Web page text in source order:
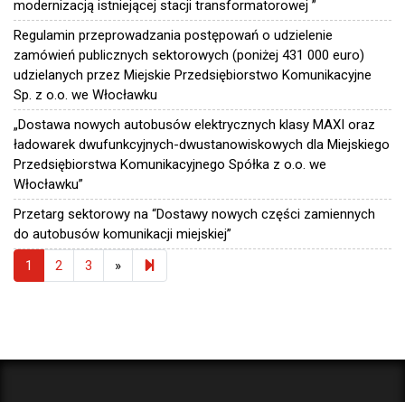
modernizacją istniejącej stacji transformatorowej ”
Regulamin przeprowadzania postępowań o udzielenie
zamówień publicznych sektorowych (poniżej 431 000 euro)
udzielanych przez Miejskie Przedsiębiorstwo Komunikacyjne
Sp. z o.o. we Włocławku
„Dostawa nowych autobusów elektrycznych klasy MAXI oraz
ładowarek dwufunkcyjnych-dwustanowiskowych dla Miejskiego
Przedsiębiorstwa Komunikacyjnego Spółka z o.o. we
Włocławku”
Przetarg sektorowy na “Dostawy nowych części zamiennych
do autobusów komunikacji miejskiej”
1
2 3 »Next page